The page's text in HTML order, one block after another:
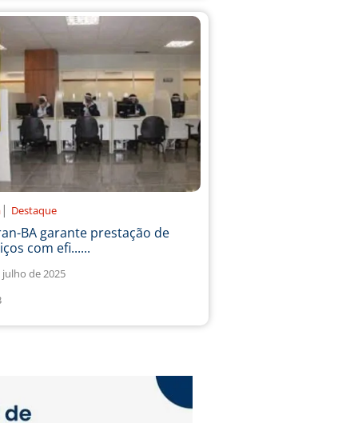
| Destaque
BA garante prestação de
com efi......
julho de 2025